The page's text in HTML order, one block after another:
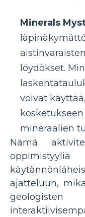
Minerals
löydökset.
voivat
mineraalien
Nämä
ajatteluun,